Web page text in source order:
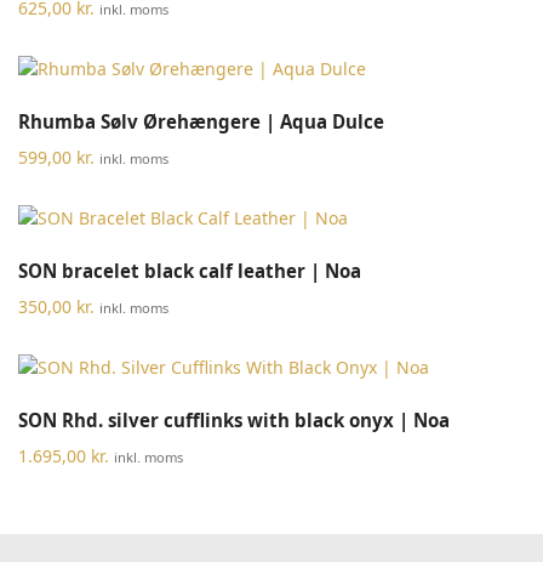
625,00 kr. inkl. moms
Rhumba Sølv Ørehængere | Aqua Dulce
599,00 kr. inkl. moms
SON bracelet black calf leather | Noa
350,00 kr. inkl. moms
SON Rhd. silver cufflinks with black onyx | Noa
1.695,00 kr. inkl. moms